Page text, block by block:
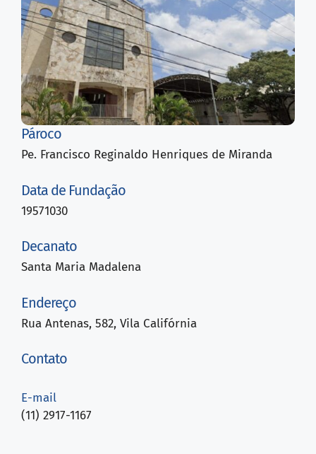
Pároco
Pe. Francisco Reginaldo Henriques de Miranda
Data de Fundação
19571030
Decanato
Santa Maria Madalena
Endereço
Rua Antenas, 582, Vila Califórnia
Contato
E-mail
(11) 2917-1167